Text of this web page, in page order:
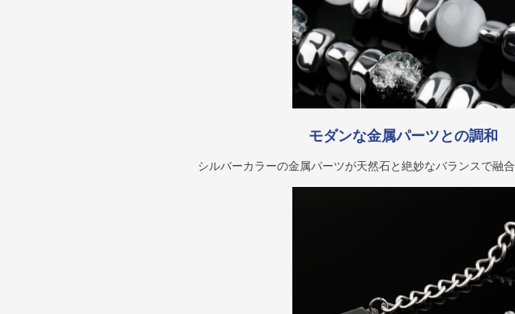
モダンな金属パーツとの調和
シルバーカラーの金属パーツが天然石と絶妙なバランスで融合